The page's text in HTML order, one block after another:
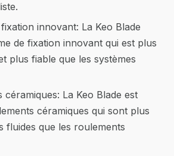
innovant: La Keo Blade
de fixation innovant qui est plus
plus fiable que les systèmes
céramiques: La Keo Blade est
céramiques qui sont plus
fluides que les roulements